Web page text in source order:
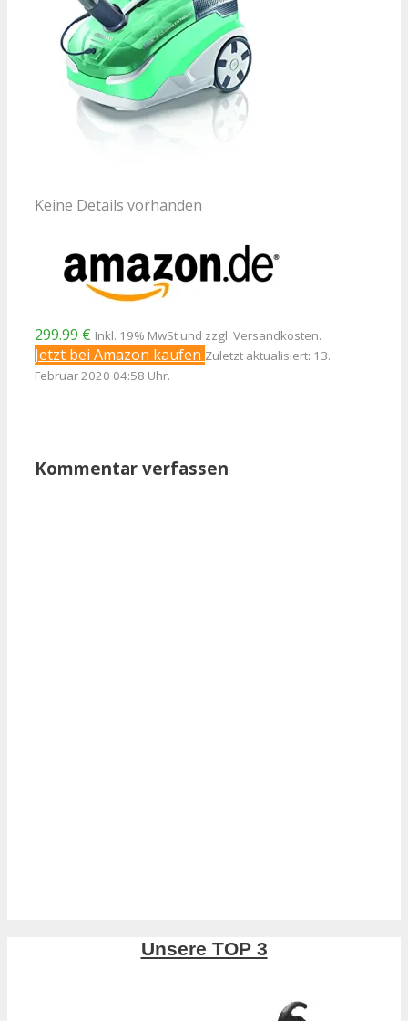
Keine Details vorhanden
299.99 € Inkl. 19% MwSt und zzgl. Versandkosten.
Jetzt bei Amazon kaufen Zuletzt aktualisiert: 13.
Februar 2020 04:58 Uhr.
Kommentar verfassen
Unsere TOP 3